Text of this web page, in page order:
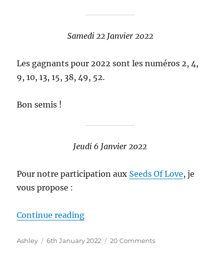
Samedi 22 Janvier 2022
Les gagnants pour 2022 sont les numéros 2, 4,
9, 10, 13, 15, 38, 49, 52.
Bon semis !
Jeudi 6 Janvier 2022
Pour notre participation aux Seeds Of Love, je
vous propose :
Continue reading“Seed of Love 2022”
Author
Ashley
Posted
6th January 2022 20 Commentson